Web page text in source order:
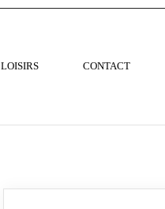
LOISIRS CONTACT